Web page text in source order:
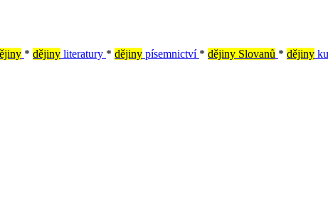
* dějiny literatury * dějiny písemnictví * dějiny Slovanů * dějiny